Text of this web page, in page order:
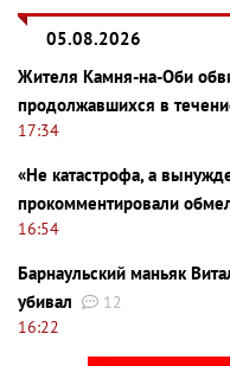
05.08.2026
Жителя Камня-на-Оби
продолжавшихся в
17:34
«Не катастрофа, а
прокомментировали
16:54
Барнаульский маньяк
убивал
12
16:22